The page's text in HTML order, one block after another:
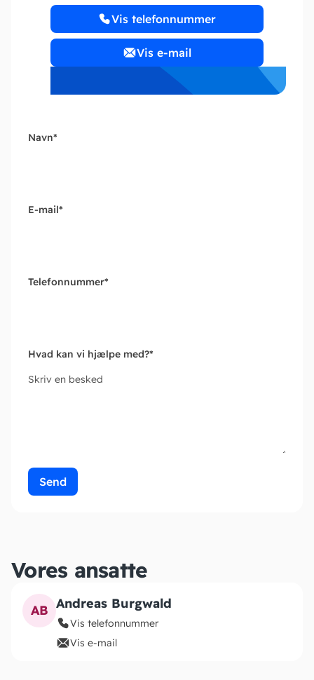
Vis telefonnummer
Vis e-mail
Navn*
E-mail*
Telefonnummer*
Hvad kan vi hjælpe med?*
Skriv en besked
Send
Vores ansatte
AB Andreas Burgwald
Vis telefonnummer
Vis e-mail